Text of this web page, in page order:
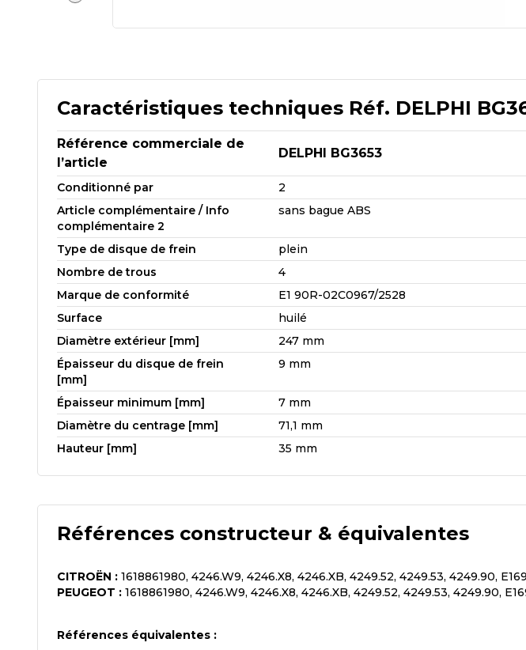
Caractéristiques techniques Réf. DELPHI
Référence commerciale de
l’article
DELPHI BG3653
Conditionné par
2
Article complémentaire / Info
complémentaire 2
sans bague ABS
Type de disque de frein
plein
Nombre de trous
4
Marque de conformité
E1 90R-02C0967/2528
Surface
huilé
Diamètre extérieur [mm]
247 mm
Épaisseur du disque de frein
[mm]
9 mm
Épaisseur minimum [mm]
7 mm
Diamètre du centrage [mm]
71,1 mm
Hauteur [mm]
35 mm
Références constructeur & équivalentes
CITROËN : 1618861980, 4246.W9, 4246.X8, 4246.XB, 4249.52, 4249.53, 4249.90,
PEUGEOT : 1618861980, 4246.W9, 4246.X8, 4246.XB, 4249.52, 4249.53, 4249.90,
Références équivalentes :